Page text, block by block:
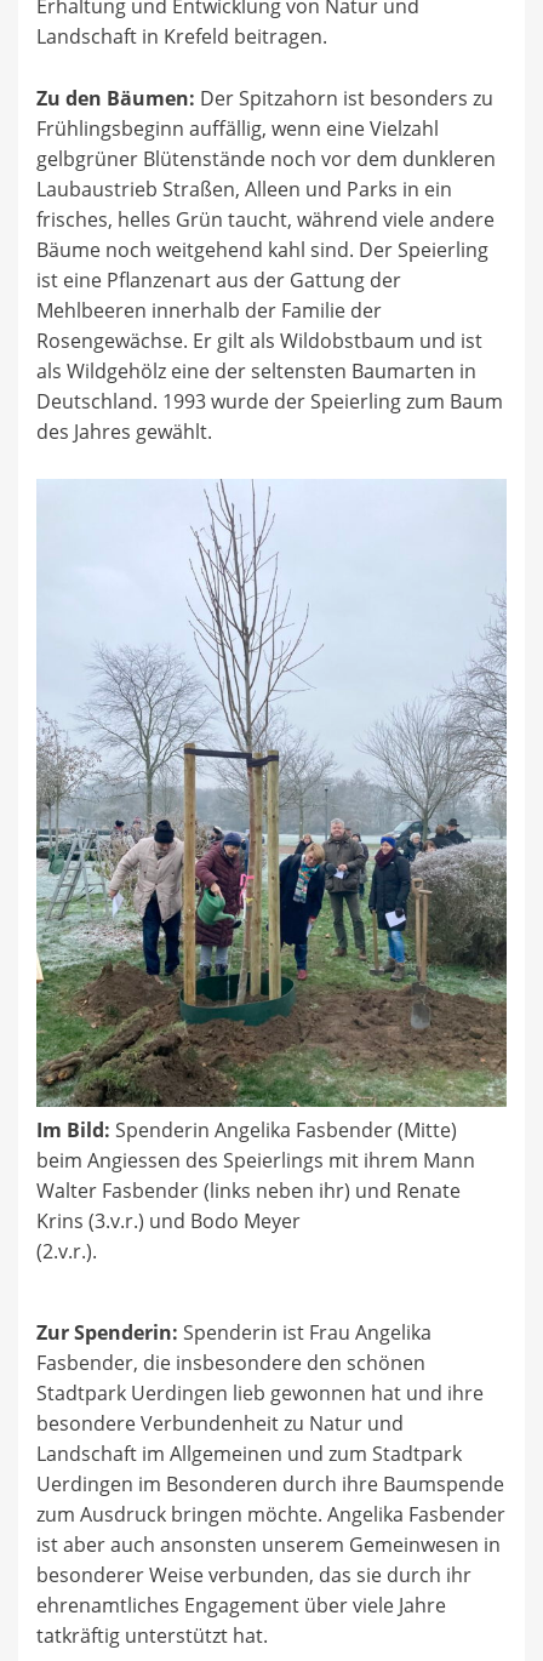
Erhaltung und Entwicklung von Natur und
Landschaft in Krefeld beitragen.
Zu den Bäumen: Der Spitzahorn ist besonders zu
Frühlingsbeginn auffällig, wenn eine Vielzahl
gelbgrüner Blütenstände noch vor dem dunkleren
Laubaustrieb Straßen, Alleen und Parks in ein
frisches, helles Grün taucht, während viele andere
Bäume noch weitgehend kahl sind. Der Speierling
ist eine Pflanzenart aus der Gattung der
Mehlbeeren innerhalb der Familie der
Rosengewächse. Er gilt als Wildobstbaum und ist
als Wildgehölz eine der seltensten Baumarten in
Deutschland. 1993 wurde der Speierling zum Baum
des Jahres gewählt.
Im Bild: Spenderin Angelika Fasbender (Mitte)
beim Angiessen des Speierlings mit ihrem Mann
Walter Fasbender (links neben ihr) und Renate
Krins (3.v.r.) und Bodo Meyer
(2.v.r.).
Zur Spenderin: Spenderin ist Frau Angelika
Fasbender, die insbesondere den schönen
Stadtpark Uerdingen lieb gewonnen hat und ihre
besondere Verbundenheit zu Natur und
Landschaft im Allgemeinen und zum Stadtpark
Uerdingen im Besonderen durch ihre Baumspende
zum Ausdruck bringen möchte. Angelika Fasbender
ist aber auch ansonsten unserem Gemeinwesen in
besonderer Weise verbunden, das sie durch ihr
ehrenamtliches Engagement über viele Jahre
tatkräftig unterstützt hat.